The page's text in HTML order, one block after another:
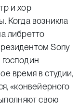
и хор
Когда возникла
либретто
Sony
время в студии,
«конвейерного
свою